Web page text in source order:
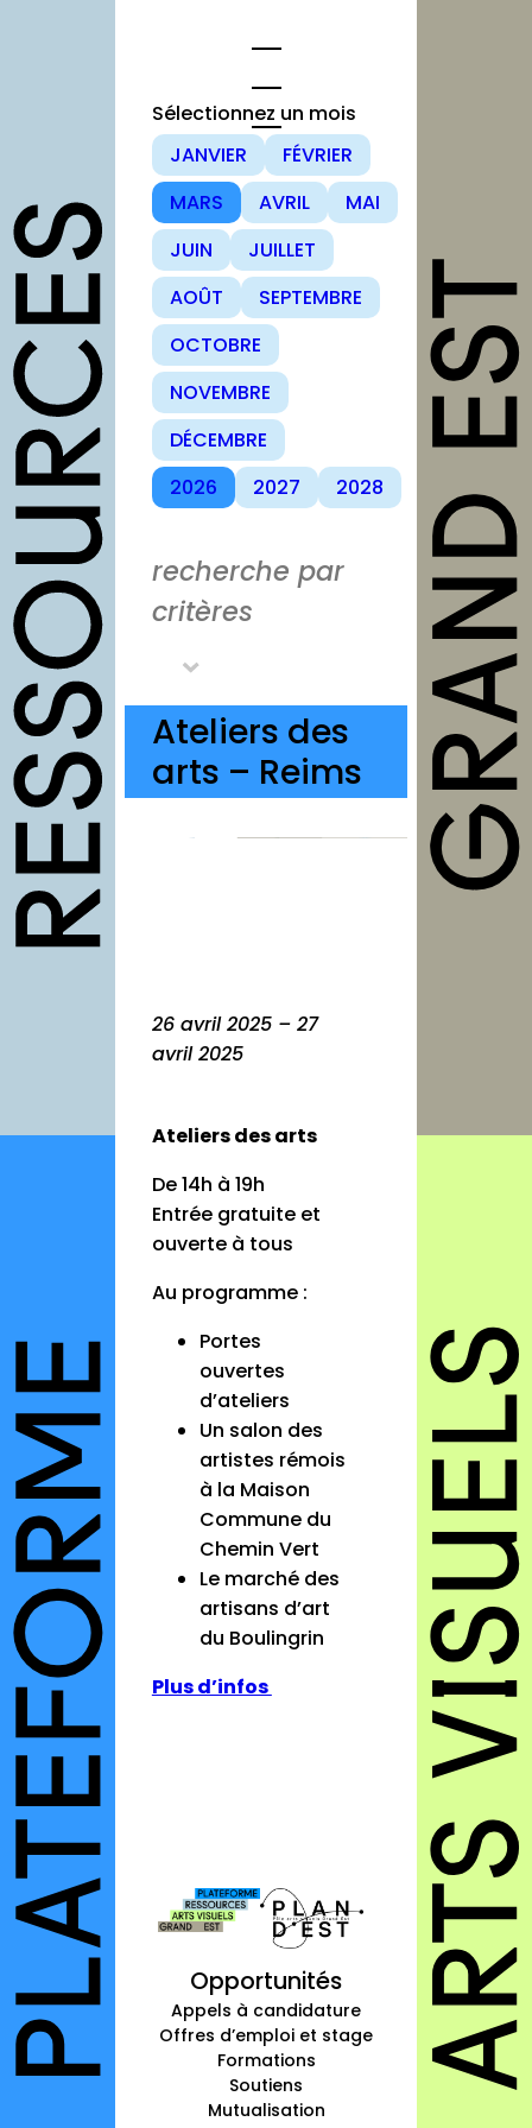
opportunités
Appels à
candidature
Offres d’emploi et
stage
Formations
Soutiens
Mutualisation
Fiches pratiques
Grilles
Chartes
structures
autres annuaires
à propos
contact
Connexion
Inscription
Sélectionnez un mois
JANVIER
FÉVRIER
MARS
AVRIL
MAI
JUIN
JUILLET
AOÛT
SEPTEMBRE
OCTOBRE
NOVEMBRE
DÉCEMBRE
2026
2027 2028
recherche par
critères
Ateliers des
arts – Reims
26 avril 2025 – 27
avril 2025
Ateliers des arts
De 14h à 19h
Entrée gratuite et
ouverte à tous
Au programme :
Portes
ouvertes
d’ateliers
Un salon des
artistes rémois
à la Maison
Commune du
Chemin Vert
Le marché des
artisans d’art
du Boulingrin
Plus d’infos
Opportunités
Appels à candidature
Offres d’emploi et stage
Formations
Soutiens
Mutualisation